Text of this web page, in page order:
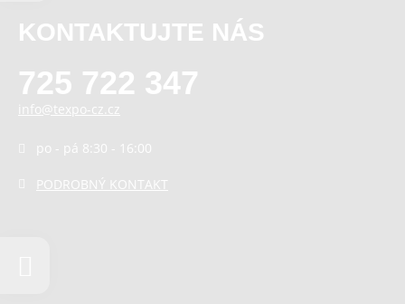
KONTAKTUJTE NÁS
725 722 347
info@texpo-cz.cz
po - pá 8:30 - 16:00
PODROBNÝ KONTAKT